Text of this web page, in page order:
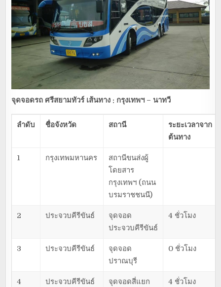
จุดจอดรถศรีสยามทัวร์เส้นทาง : กรุงเทพฯ – นาทวี
ลำดับ ชื่อจังหวัด สถานี
ระยะเวลาจาก
ต้นทาง
1 กรุงเทพมหานคร
สถานีขนส่งผู้
โดยสาร
กรุงเทพฯ (ถนน
บรมราชชนนี)
2 ประจวบคีรีขันธ์
จุดจอด
ประจวบคีรีขันธ์
4 ชั่วโมง
3 ประจวบคีรีขันธ์
จุดจอด
ปราณบุรี
0 ชั่วโมง
4 ประจวบคีรีขันธ์
จุดจอดสี่แยก
4 ชั่วโมง